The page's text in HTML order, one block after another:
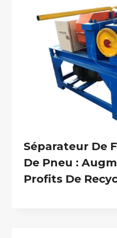
Séparateur De
De Pneu :
Profits De